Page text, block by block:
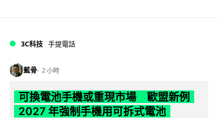
3C科技 手提電話
藍骨 2 小時
可換電池手機或重現市場 歐盟新例
2027 年強制手機用可拆式電池